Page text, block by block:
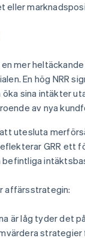
eller
en mer
En hög NRR
sina intäkter
av nya
utesluta
GRR ett
befintliga
affärsstrategin:
är låg tyder det